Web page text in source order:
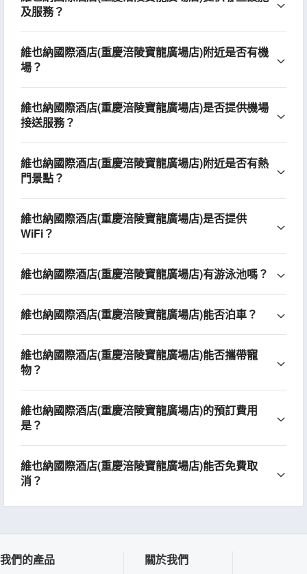
及服務？
維也納國際酒店(重慶涪陵寶龍廣場店)附近是否有機
場？
維也納國際酒店(重慶涪陵寶龍廣場店)是否提供機場
接送服務？
維也納國際酒店(重慶涪陵寶龍廣場店)附近是否有熱
門景點？
維也納國際酒店(重慶涪陵寶龍廣場店)是否提供
WiFi？
維也納國際酒店(重慶涪陵寶龍廣場店)有游泳池嗎？
維也納國際酒店(重慶涪陵寶龍廣場店)能否泊車？
維也納國際酒店(重慶涪陵寶龍廣場店)能否攜帶寵
物？
維也納國際酒店(重慶涪陵寶龍廣場店)的預訂費用
是？
維也納國際酒店(重慶涪陵寶龍廣場店)能否免費取
消？
我們的產品 關於我們